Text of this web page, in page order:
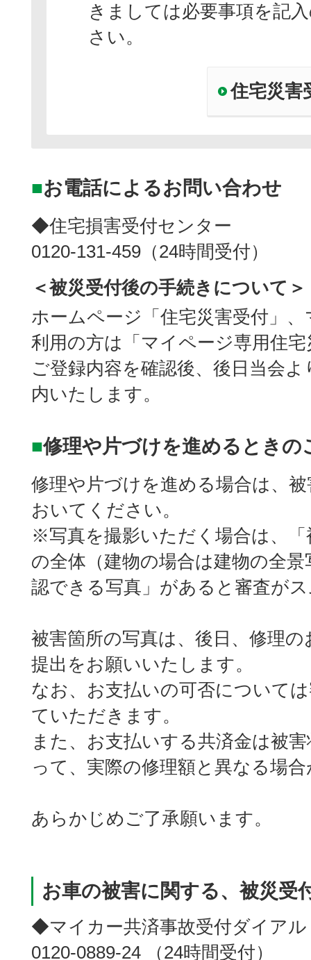
きましては必要事項を記
さい。
住宅災害
■お電話によるお問い合わせ
◆住宅損害受付センター
0120-131-459（24時間受付）
＜被災受付後の手続きについて＞
ホームページ「住宅災害受付」
利用の方は「マイページ専用住
ご登録内容を確認後、後日当会
内いたします。
■修理や片づけを進めるときの
修理や片づけを進める場合は、
おいてください。
※写真を撮影いただく場合は、
の全体（建物の場合は建物の全
認できる写真」があると審査が
被害箇所の写真は、後日、修理
提出をお願いいたします。
なお、お支払いの可否について
ていただきます。
また、お支払いする共済金は被
って、実際の修理額と異なる場
あらかじめご了承願います。
お車の被害に関する、被災受
◆マイカー共済事故受付ダイアル
0120-0889-24 （24時間受付）